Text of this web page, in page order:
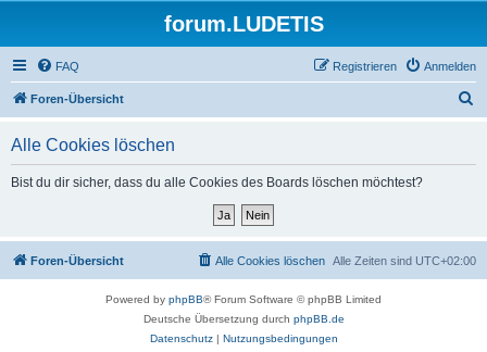
forum.LUDETIS
FAQ Anmelden
Registrieren
Foren-Übersicht
Alle Cookies löschen
Bist du dir sicher, dass du alle Cookies des Boards löschen möchtest?
Foren-Übersicht Alle Zeiten sind UTC+02:00
Alle Cookies löschen
Powered by phpBB® Forum Software © phpBB Limited
Deutsche Übersetzung durch phpBB.de
Datenschutz| Nutzungsbedingungen